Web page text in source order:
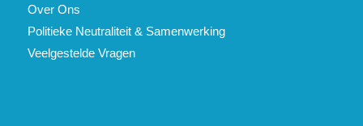
Over Ons
Politieke Neutraliteit & Samenwerking
Veelgestelde Vragen